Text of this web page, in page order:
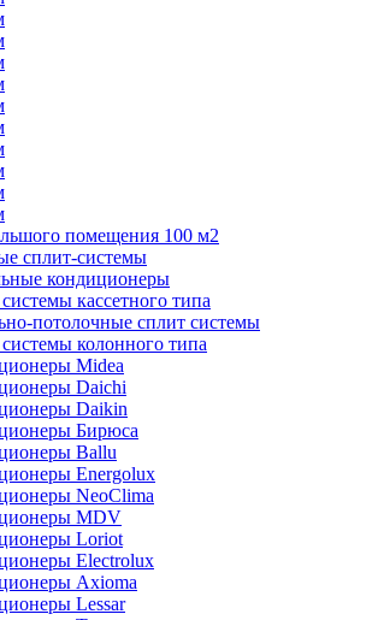
помещения 100 м2
сплит-системы
кондиционеры
кассетного типа
потолочные сплит системы
колонного типа
Midea
Daichi
Daikin
Бирюса
Ballu
Energolux
NeoClima
MDV
Loriot
Electrolux
Axioma
Lessar